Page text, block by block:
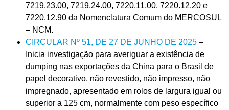
7219.23.00, 7219.24.00, 7220.11.00, 7220.12.20 e
7220.12.90 da Nomenclatura Comum do MERCOSUL
– NCM.
CIRCULAR Nº 51, DE 27 DE JUNHO DE 2025 –
Inicia investigação para averiguar a existência de
dumping nas exportações da China para o Brasil de
papel decorativo, não revestido, não impresso, não
impregnado, apresentado em rolos de largura igual ou
superior a 125 cm, normalmente com peso específico